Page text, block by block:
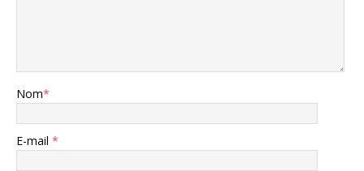
Nom*
E-mail *